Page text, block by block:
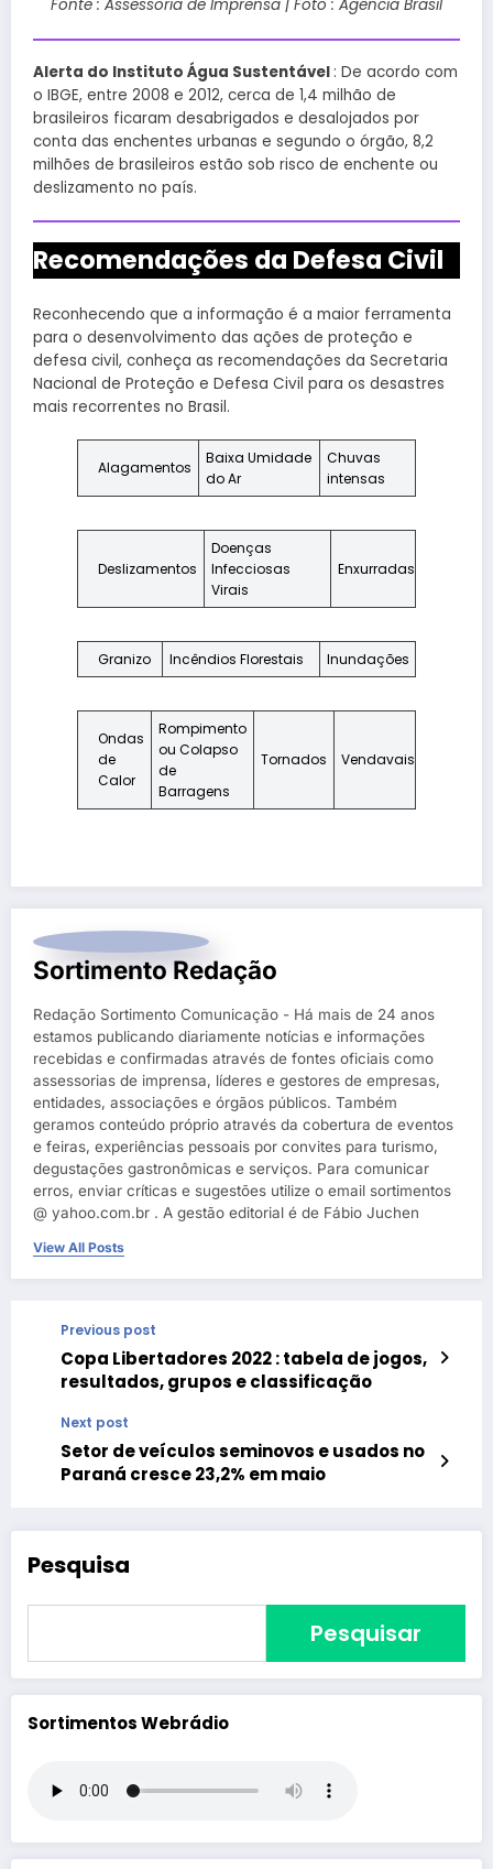
Fonte : Assessoria de Imprensa | Foto : Agência Brasil
Alerta do Instituto Água Sustentável : De acordo com
o IBGE, entre 2008 e 2012, cerca de 1,4 milhão de
brasileiros ficaram desabrigados e desalojados por
conta das enchentes urbanas e segundo o órgão, 8,2
milhões de brasileiros estão sob risco de enchente ou
deslizamento no país.
Recomendações da Defesa Civil
Reconhecendo que a informação é a maior ferramenta
para o desenvolvimento das ações de proteção e
defesa civil, conheça as recomendações da Secretaria
Nacional de Proteção e Defesa Civil para os desastres
mais recorrentes no Brasil.
Alagamentos
Baixa Umidade
do Ar
Chuvas
intensas
Deslizamentos
Doenças
Infecciosas
Virais
Enxurradas
Granizo Incêndios Florestais Inundações
Ondas
de
Calor
Rompimento
ou Colapso
de
Barragens
Tornados Vendavais
Sortimento Redação
Redação Sortimento Comunicação - Há mais de 24 anos
estamos publicando diariamente notícias e informações
recebidas e confirmadas através de fontes oficiais como
assessorias de imprensa, líderes e gestores de empresas,
entidades, associações e órgãos públicos. Também
geramos conteúdo próprio através da cobertura de eventos
e feiras, experiências pessoais por convites para turismo,
degustações gastronômicas e serviços. Para comunicar
erros, enviar críticas e sugestões utilize o email sortimentos
@ yahoo.com.br . A gestão editorial é de Fábio Juchen
View All Posts
Previous post
Copa Libertadores 2022 : tabela de jogos,
resultados, grupos e classificação
Next post
Setor de veículos seminovos e usados no
Paraná cresce 23,2% em maio
Pesquisa
Pesquisar
Sortimentos Webrádio